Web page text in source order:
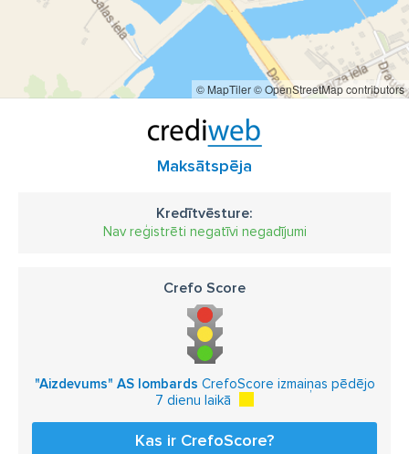
© MapTiler© OpenStreetMap contributors
Maksātspēja
Kredītvēsture:
Nav reģistrēti negatīvi negadījumi
Crefo Score
"Aizdevums" AS lombards CrefoScore izmaiņas pēdējo
7 dienu laikā
Kas ir CrefoScore?